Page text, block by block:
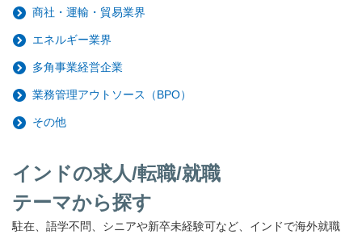
商社・運輸・貿易業界
エネルギー業界
多角事業経営企業
業務管理アウトソース（BPO）
その他
インドの求人/転職/就職
テーマから探す
駐在、語学不問、シニアや新卒未経験可など、インドで海外就職